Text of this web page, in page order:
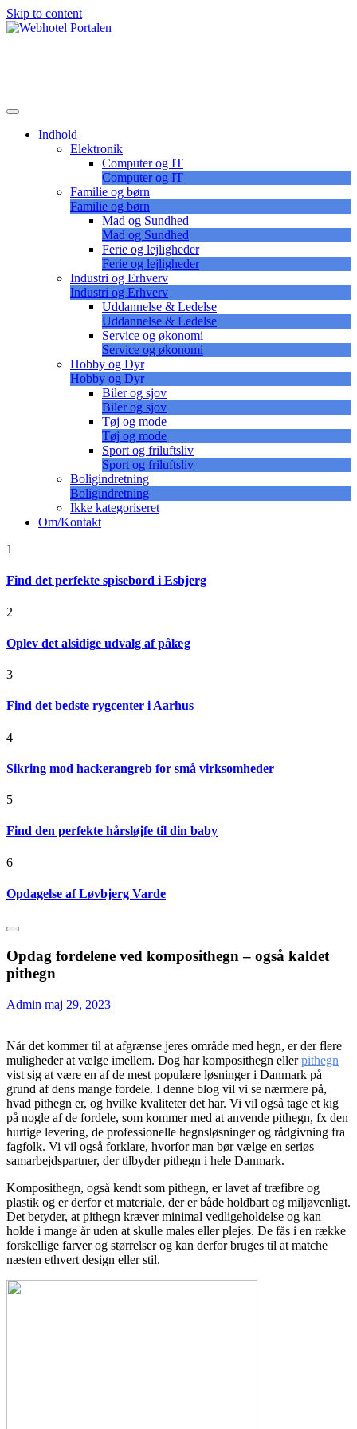
Skip to content
Indhold
Elektronik
Computer og IT
Computer og IT
Familie og børn
Familie og børn
Mad og Sundhed
Mad og Sundhed
Ferie og lejligheder
Ferie og lejligheder
Industri og Erhverv
Industri og Erhverv
Uddannelse & Ledelse
Uddannelse & Ledelse
Service og økonomi
Service og økonomi
Hobby og Dyr
Hobby og Dyr
Biler og sjov
Biler og sjov
Tøj og mode
Tøj og mode
Sport og friluftsliv
Sport og friluftsliv
Boligindretning
Boligindretning
Ikke kategoriseret
Om/Kontakt
1
Find det perfekte spisebord i Esbjerg
2
Oplev det alsidige udvalg af pålæg
3
Find det bedste rygcenter i Aarhus
4
Sikring mod hackerangreb for små virksomheder
5
Find den perfekte hårsløjfe til din baby
6
Opdagelse af Løvbjerg Varde
Opdag fordelene ved komposithegn – også kaldet
pithegn
Admin maj 29, 2023
Når det kommer til at afgrænse jeres område med hegn, er der flere
muligheder at vælge imellem. Dog har komposithegn ellerpithegn
vist sig at være en af de mest populære løsninger i Danmark på
grund af dens mange fordele. I denne blog vil vi se nærmere på,
hvad pithegn er, og hvilke kvaliteter det har. Vi vil også tage et kig
på nogle af de fordele, som kommer med at anvende pithegn, fx den
hurtige levering, de professionelle hegnsløsninger og rådgivning fra
fagfolk. Vi vil også forklare, hvorfor man bør vælge en seriøs
samarbejdspartner, der tilbyder pithegn i hele Danmark.
Komposithegn, også kendt som pithegn, er lavet af træfibre og
plastik og er derfor et materiale, der er både holdbart og miljøvenligt.
Det betyder, at pithegn kræver minimal vedligeholdelse og kan
holde i mange år uden at skulle males eller plejes. De fås i en række
forskellige farver og størrelser og kan derfor bruges til at matche
næsten ethvert design eller stil.